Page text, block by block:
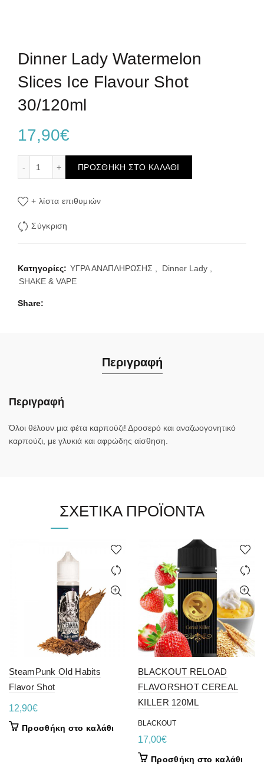
Dinner Lady Watermelon
Slices Ice Flavour Shot
30/120ml
17,90€
ΠΡΟΣΘΉΚΗ ΣΤΟ ΚΑΛΆΘΙ
+ λίστα επιθυμιών
Σύγκριση
Κατηγορίες: ΥΓΡΑ ΑΝΑΠΛΗΡΩΣΗΣ , Dinner Lady ,
SHAKE & VAPE
Share
Περιγραφή
Περιγραφή
Όλοι θέλουν μια φέτα καρπούζι! Δροσερό και αναζωογονητικό
καρπούζι, με γλυκιά και αφρώδης αίσθηση.
ΣΧΕΤΙΚΆ ΠΡΟΪΌΝΤΑ
SteamPunk Old Habits
Flavor Shot
12,90€
Προσθήκη στο καλάθι
BLACKOUT RELOAD
FLAVORSHOT CEREAL
KILLER 120ML
BLACKOUT
17,00€
Προσθήκη στο καλάθι